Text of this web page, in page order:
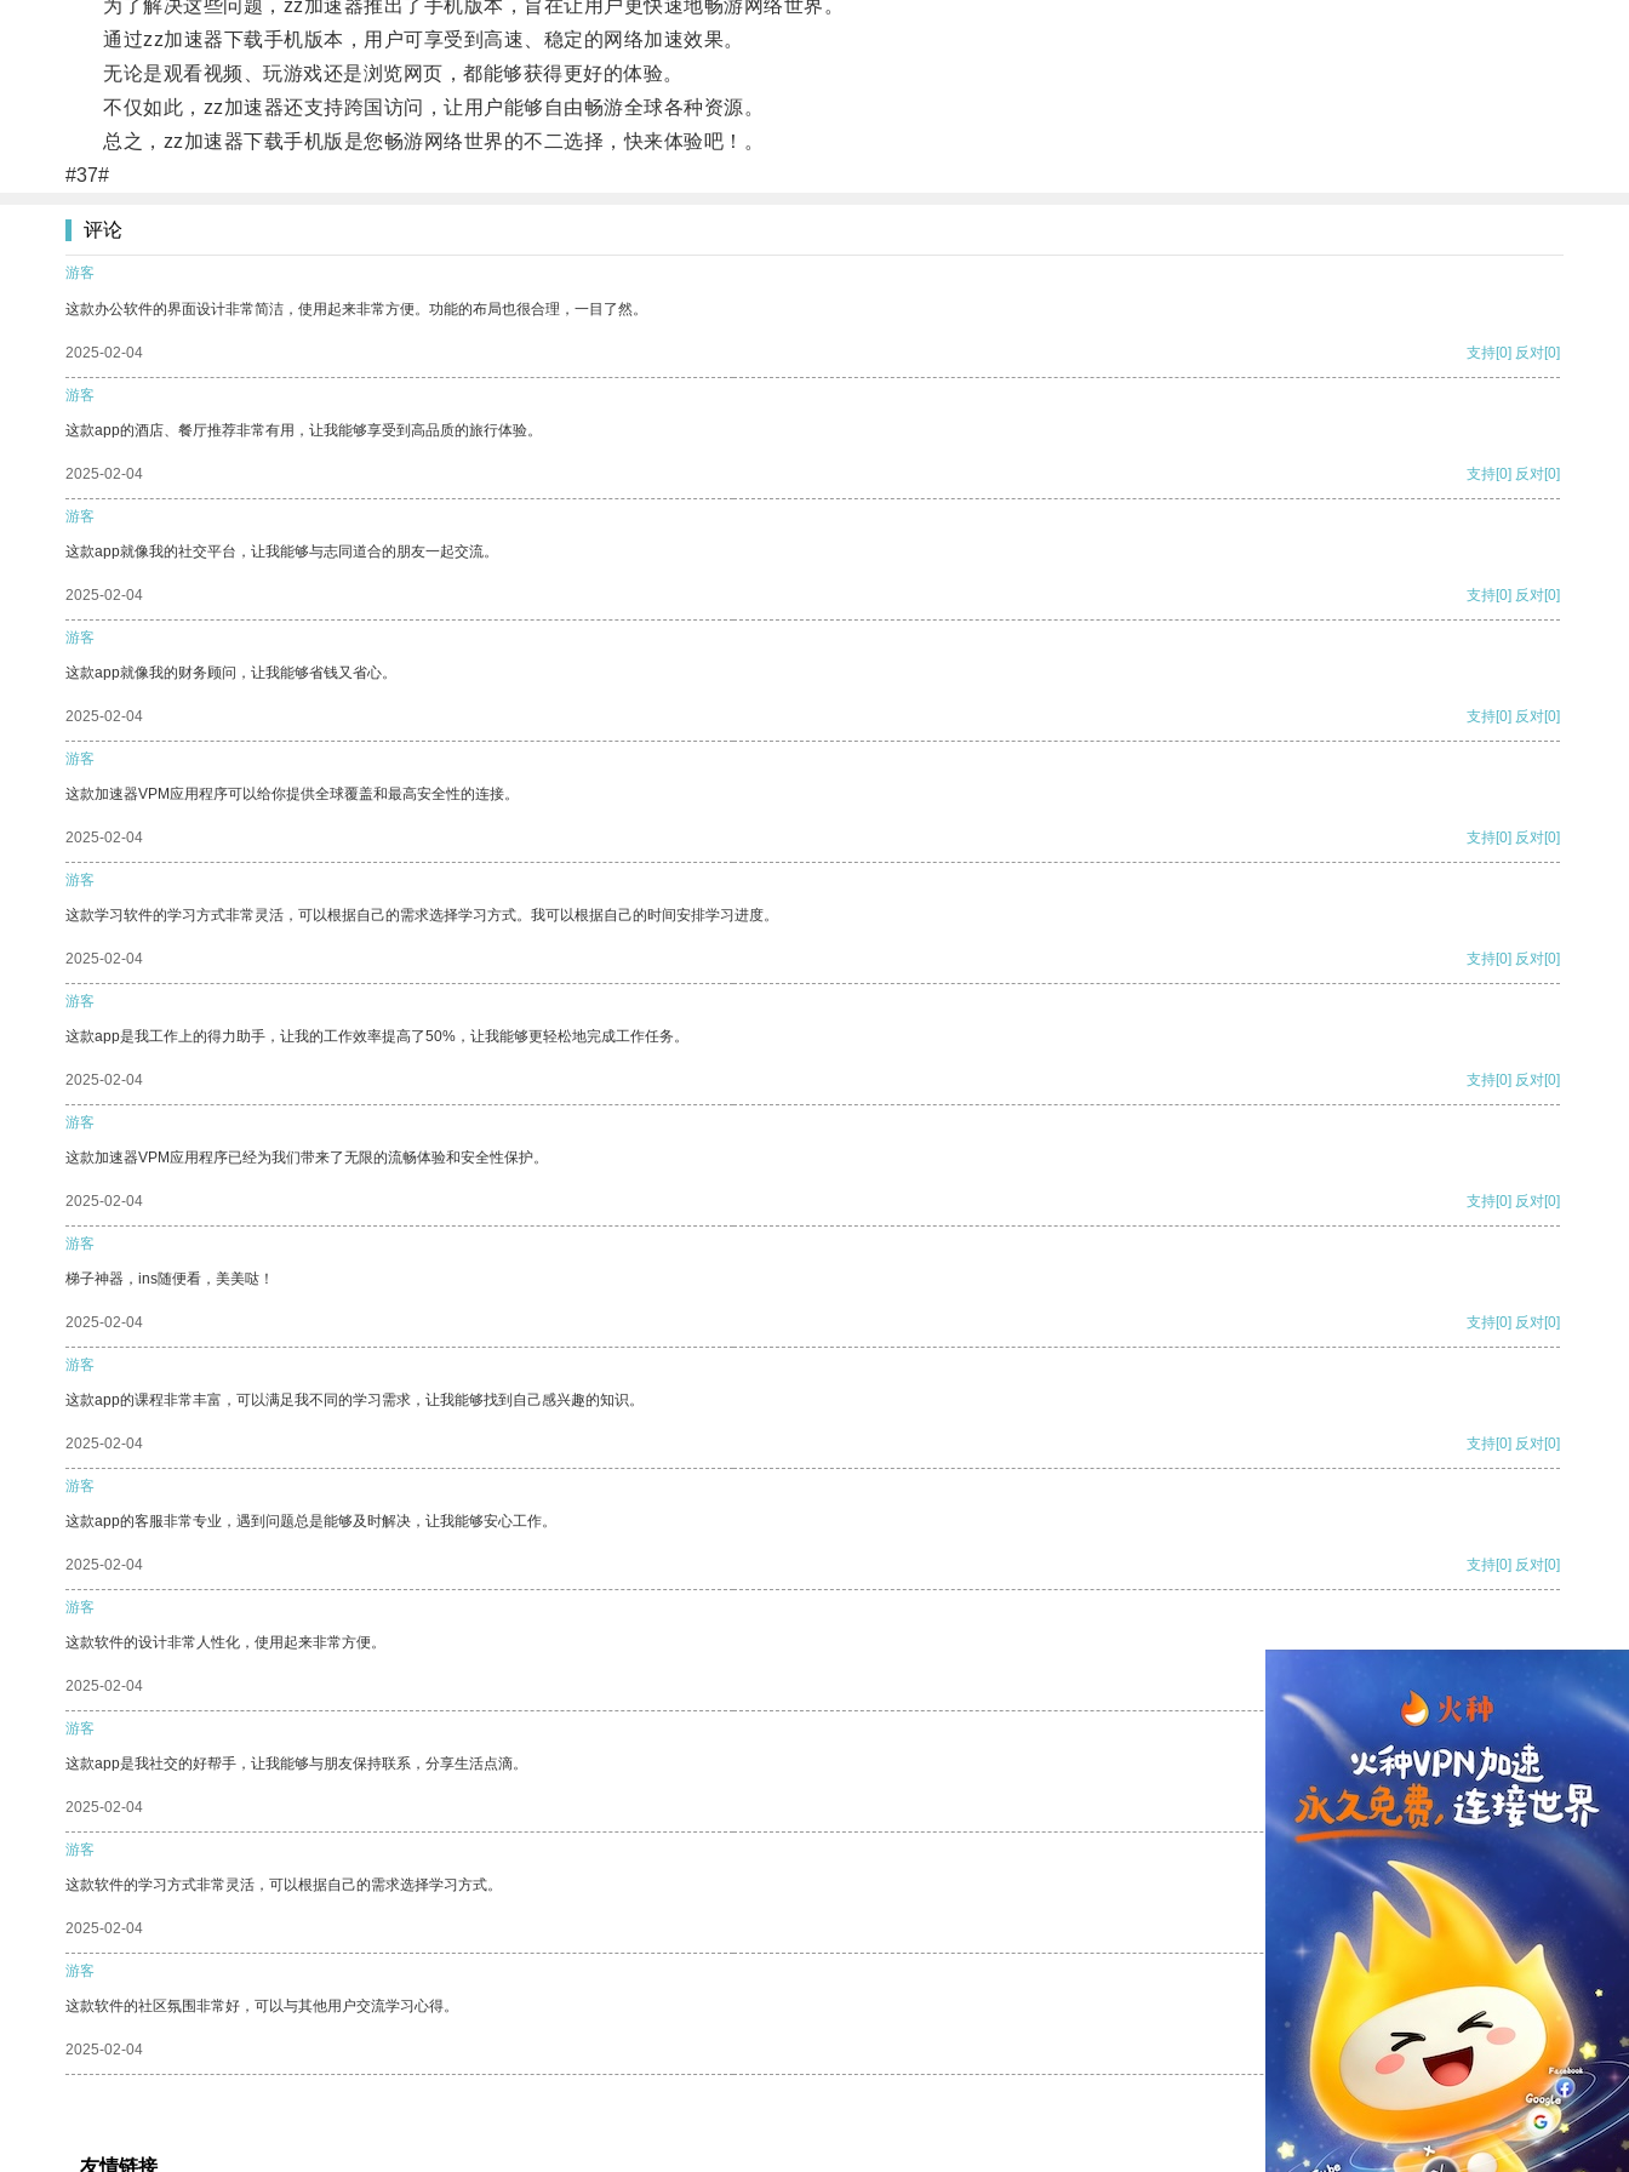
为了解决这些问题，zz加速器推出了手机版本，旨在让用户更快速地畅游网络世界。
通过zz加速器下载手机版本，用户可享受到高速、稳定的网络加速效果。
无论是观看视频、玩游戏还是浏览网页，都能够获得更好的体验。
不仅如此，zz加速器还支持跨国访问，让用户能够自由畅游全球各种资源。
总之，zz加速器下载手机版是您畅游网络世界的不二选择，快来体验吧！。
#37#
评论
游客
这款办公软件的界面设计非常简洁，使用起来非常方便。功能的布局也很合理，一目了然。
2025-02-04 支持[0] 反对[0]
游客
这款app的酒店、餐厅推荐非常有用，让我能够享受到高品质的旅行体验。
2025-02-04 支持[0] 反对[0]
游客
这款app就像我的社交平台，让我能够与志同道合的朋友一起交流。
2025-02-04 支持[0] 反对[0]
游客
这款app就像我的财务顾问，让我能够省钱又省心。
2025-02-04 支持[0] 反对[0]
游客
这款加速器VPM应用程序可以给你提供全球覆盖和最高安全性的连接。
2025-02-04 支持[0] 反对[0]
游客
这款学习软件的学习方式非常灵活，可以根据自己的需求选择学习方式。我可以根据自己的时间安排学习进度。
2025-02-04 支持[0] 反对[0]
游客
这款app是我工作上的得力助手，让我的工作效率提高了50%，让我能够更轻松地完成工作任务。
2025-02-04 支持[0] 反对[0]
游客
这款加速器VPM应用程序已经为我们带来了无限的流畅体验和安全性保护。
2025-02-04 支持[0] 反对[0]
游客
梯子神器，ins随便看，美美哒！
2025-02-04 支持[0] 反对[0]
游客
这款app的课程非常丰富，可以满足我不同的学习需求，让我能够找到自己感兴趣的知识。
2025-02-04 支持[0] 反对[0]
游客
这款app的客服非常专业，遇到问题总是能够及时解决，让我能够安心工作。
2025-02-04 支持[0] 反对[0]
游客
这款软件的设计非常人性化，使用起来非常方便。
2025-02-04
游客
这款app是我社交的好帮手，让我能够与朋友保持联系，分享生活点滴。
2025-02-04 支持[0] 反对[0]
游客
这款软件的学习方式非常灵活，可以根据自己的需求选择学习方式。
2025-02-04 支持[0] 反对
游客
这款软件的社区氛围非常好，可以与其他用户交流学习心得。
2025-02-04 支持[0] 反对[0]
友情链接